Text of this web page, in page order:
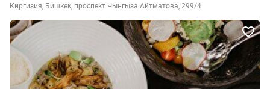
Киргизия, Бишкек, проспект Чынгыза Айтматова, 299/4